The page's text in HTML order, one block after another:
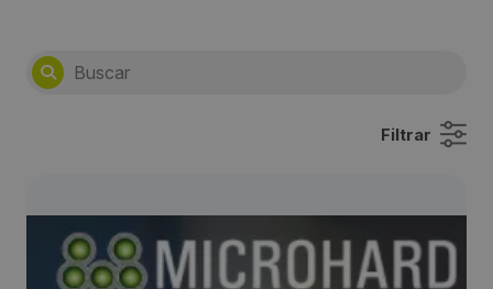
Filtrar